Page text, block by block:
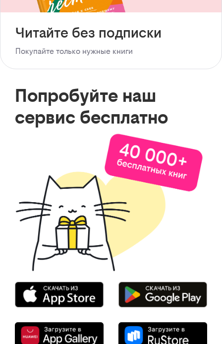
Читайте без подписки
Покупайте только нужные книги
Попробуйте наш
сервис бесплатно